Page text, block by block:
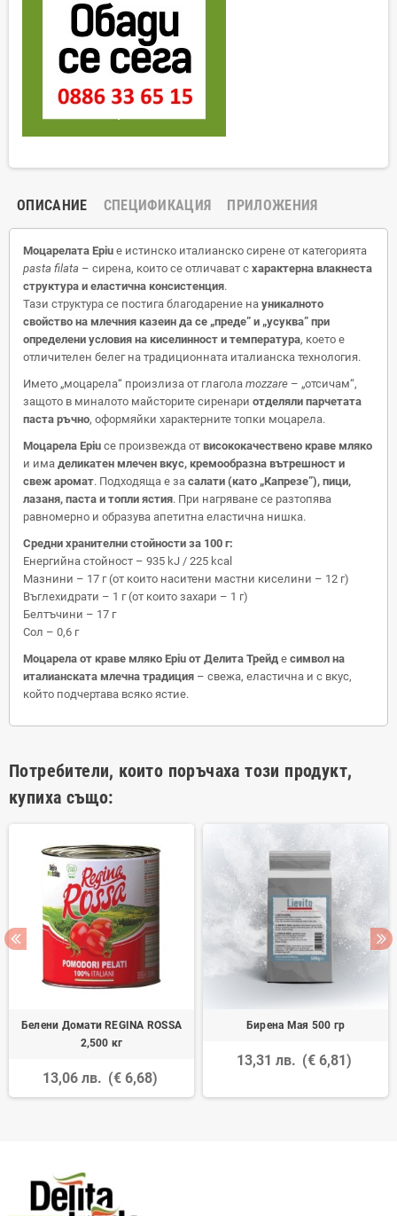
ОПИСАНИЕ СПЕЦИФИКАЦИЯ ПРИЛОЖЕНИЯ
Моцарелата Epiu е истинско италианско сирене от категорията
pasta filata – сирена, които се отличават с характерна влакнеста
структура и еластична консистенция.
Тази структура се постига благодарение на уникалното
свойство на млечния казеин да се „преде” и „усуква” при
определени условия на киселинност и температура, което е
отличителен белег на традиционната италианска технология.
Името „моцарела“ произлиза от глагола mozzare – „отсичам“,
защото в миналото майсторите сиренари отделяли парчетата
паста ръчно, оформяйки характерните топки моцарела.
Моцарела Epiu се произвежда от висококачествено краве мляко
и има деликатен млечен вкус, кремообразна вътрешност и
свеж аромат. Подходяща е за салати (като „Капрезе”), пици,
лазаня, паста и топли ястия. При нагряване се разтопява
равномерно и образува апетитна еластична нишка.
Средни хранителни стойности за 100 г:
Енергийна стойност – 935 kJ / 225 kcal
Мазнини – 17 г (от които наситени мастни киселини – 12 г)
Въглехидрати – 1 г (от които захари – 1 г)
Белтъчини – 17 г
Сол – 0,6 г
Моцарела от краве мляко Epiu от Делита Трейд е символ на
италианската млечна традиция – свежа, еластична и с вкус,
който подчертава всяко ястие.
Потребители, които поръчаха този продукт,
купиха също:
Белени Домати REGINA ROSSA
2,500 кг
13,06 лв. (€ 6,68)
Бирена Мая 500 гр
13,31 лв. (€ 6,81)